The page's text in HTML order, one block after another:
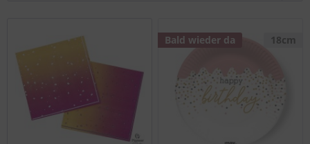
Bald wieder da 18cm